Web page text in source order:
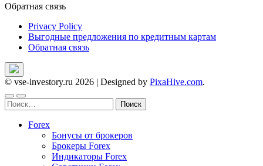
Обратная связь
Privacy Policy
Выгодные предложения по кредитным картам
Обратная связь
© vse-investory.ru 2026 | Designed by PixaHive.com.
Найти:
Forex
Бонусы от брокеров
Брокеры Forex
Индикаторы Forex